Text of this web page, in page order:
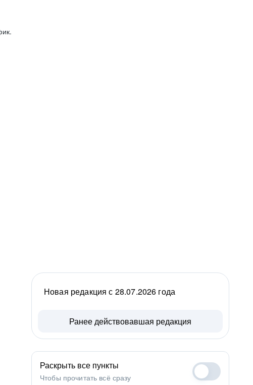
Новая редакция с 28.07.2026 года
Ранее действовавшая редакция
Раскрыть все пункты
Чтобы прочитать всё сразу